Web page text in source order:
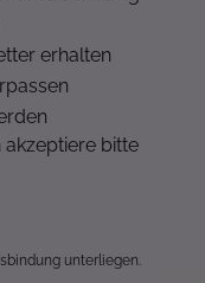
erhalten
akzeptiere bitte
unterliegen.